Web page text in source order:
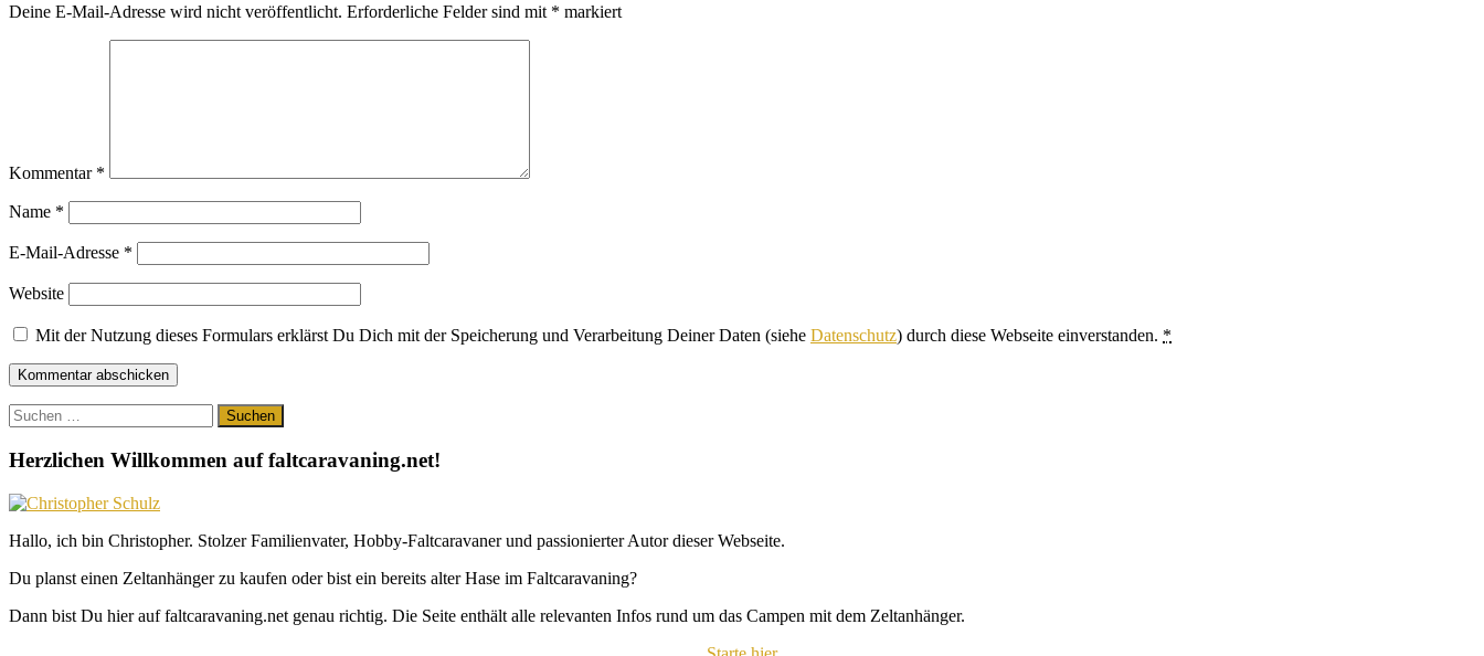
Deine E-Mail-Adresse wird nicht veröffentlicht. Erforderliche Felder sind mit * markiert
Kommentar *
Name *
E-Mail-Adresse *
Website
Mit der Nutzung dieses Formulars erklärst Du Dich mit der Speicherung und Verarbeitung Deiner Daten (siehe Datenschutz) durch diese Webseite einverstanden. *
Suchen
nach:
Herzlichen Willkommen auf faltcaravaning.net!
Hallo, ich bin Christopher. Stolzer Familienvater, Hobby-Faltcaravaner und passionierter Autor dieser Webseite.
Du planst einen Zeltanhänger zu kaufen oder bist ein bereits alter Hase im Faltcaravaning?
Dann bist Du hier auf faltcaravaning.net genau richtig. Die Seite enthält alle relevanten Infos rund um das Campen mit dem Zeltanhänger.